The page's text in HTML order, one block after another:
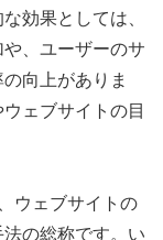
効果としては、
、ユーザーのサ
向上がありま
ェブサイトの目
ウェブサイトの
の総称です。い